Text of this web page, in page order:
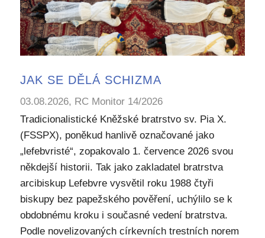
JAK SE DĚLÁ SCHIZMA
03.08.2026, RC Monitor 14/2026
Tradicionalistické Kněžské bratrstvo sv. Pia X.
(FSSPX), poněkud hanlivě označované jako
„lefebvristé“, zopakovalo 1. července 2026 svou
někdejší historii. Tak jako zakladatel bratrstva
arcibiskup Lefebvre vysvětil roku 1988 čtyři
biskupy bez papežského pověření, uchýlilo se k
obdobnému kroku i současné vedení bratrstva.
Podle novelizovaných církevních trestních norem